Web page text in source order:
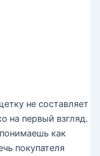
не составляет
на первый взгляд.
как
покупателя